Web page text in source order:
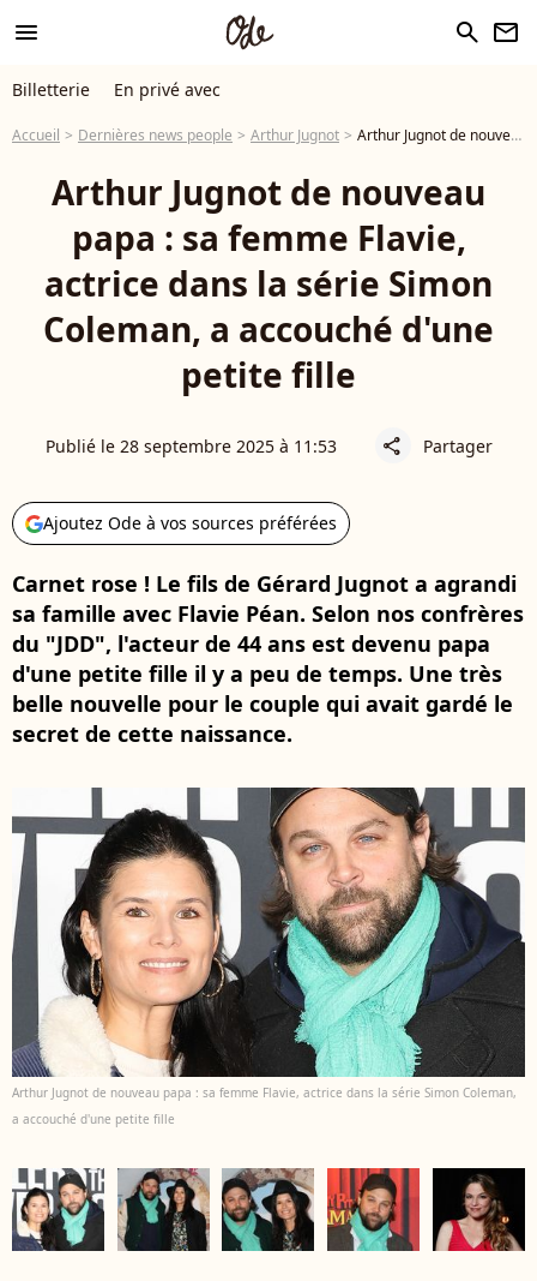
menu search newsletter
Billetterie En privé avec
Accueil Dernières news people Arthur Jugnot Arthur Jugnot de nouveau papa : sa femme Flavie, actrice dans la série Simon Coleman, a accouché d'une petite fille
Arthur Jugnot de nouveau
papa : sa femme Flavie,
actrice dans la série Simon
Coleman, a accouché d'une
petite fille
Publié le 28 septembre 2025 à 11:53 share Partager
Ajoutez Ode à vos sources préférées
Carnet rose ! Le fils de Gérard Jugnot a agrandi
sa famille avec Flavie Péan. Selon nos confrères
du "JDD", l'acteur de 44 ans est devenu papa
d'une petite fille il y a peu de temps. Une très
belle nouvelle pour le couple qui avait gardé le
secret de cette naissance.
Arthur Jugnot de nouveau papa : sa femme Flavie, actrice dans la série Simon Coleman,
a accouché d'une petite fille